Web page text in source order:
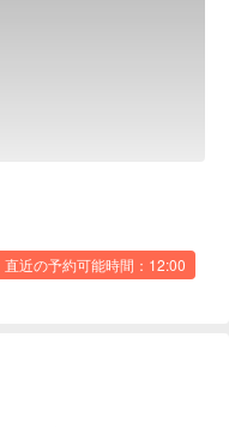
口感彈牙
滋味深厚
順
日清涼
直近の予約可能時間：12:00